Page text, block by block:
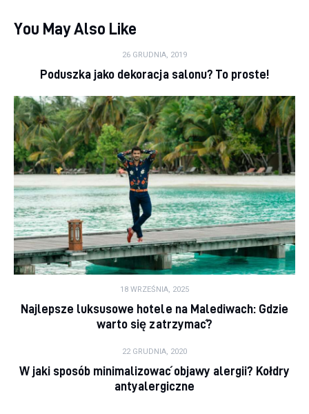
You May Also Like
26 GRUDNIA, 2019
Poduszka jako dekoracja salonu? To proste!
18 WRZEŚNIA, 2025
Najlepsze luksusowe hotele na Malediwach: Gdzie
warto się zatrzymać?
22 GRUDNIA, 2020
W jaki sposób minimalizować objawy alergii? Kołdry
antyalergiczne